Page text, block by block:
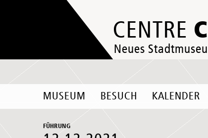
CENTRE
Neues
MUSEUM BESUCH KALENDER
FÜHRUNG